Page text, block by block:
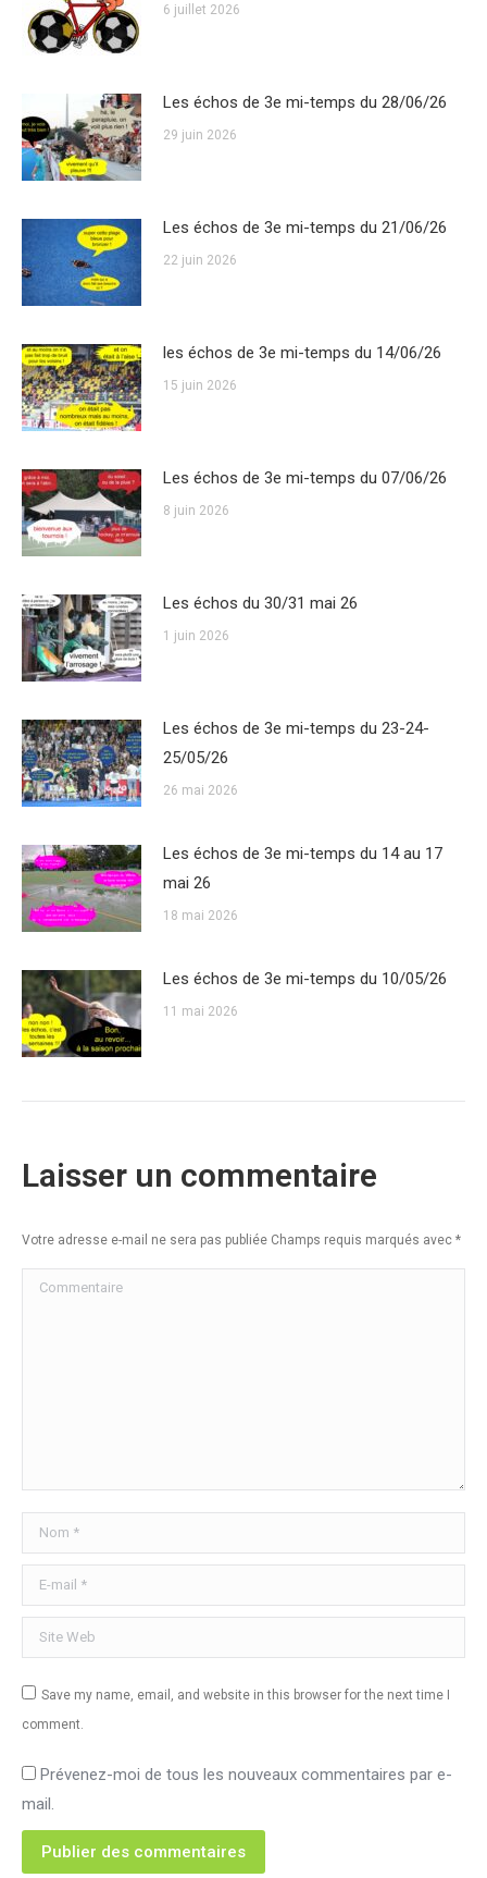
6 juillet 2026
Les échos de 3e mi-temps du 28/06/26
29 juin 2026
Les échos de 3e mi-temps du 21/06/26
22 juin 2026
les échos de 3e mi-temps du 14/06/26
15 juin 2026
Les échos de 3e mi-temps du 07/06/26
8 juin 2026
Les échos du 30/31 mai 26
1 juin 2026
Les échos de 3e mi-temps du 23-24-
25/05/26
26 mai 2026
Les échos de 3e mi-temps du 14 au 17
mai 26
18 mai 2026
Les échos de 3e mi-temps du 10/05/26
11 mai 2026
Laisser un commentaire
Votre adresse e-mail ne sera pas publiée Champs requis marqués avec *
Commentaire
Nom *
E-mail *
Site Web
Save my name, email, and website in this browser for the next time I
comment.
Prévenez-moi de tous les nouveaux commentaires par e-
mail.
Publier des commentaires